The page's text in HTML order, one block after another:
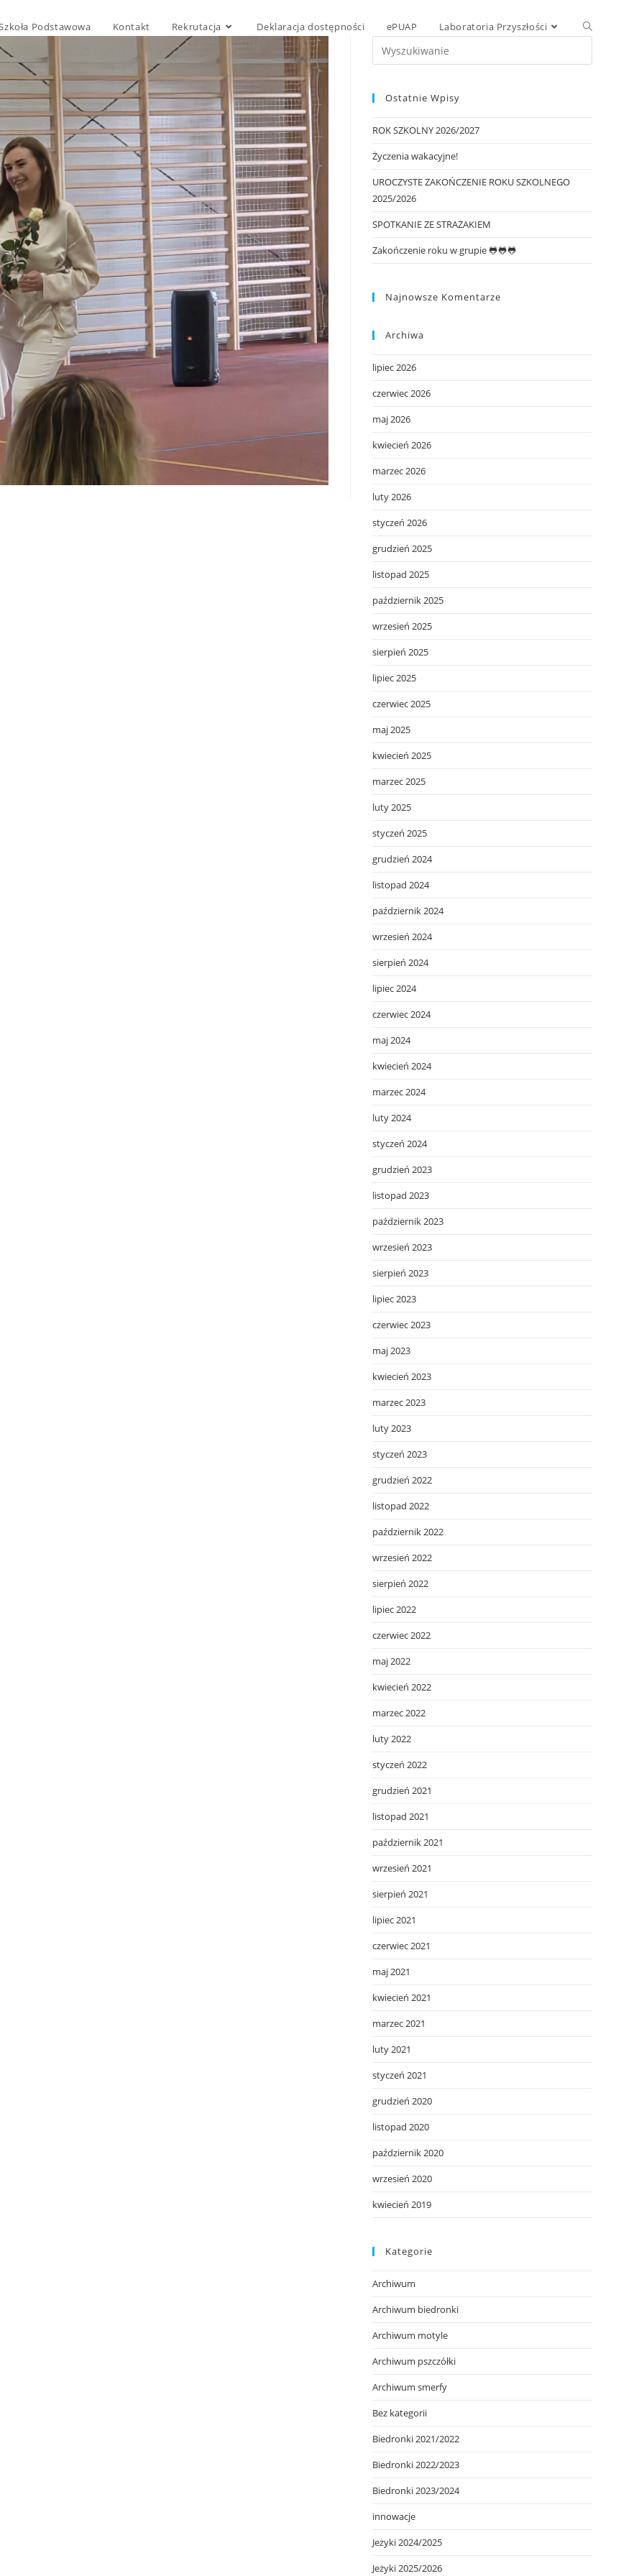
Podstawowa Kontakt Rekrutacja Deklaracja dostępności ePUAP Laboratoria Przyszłości
Ostatnie Wpisy
ROK SZKOLNY 2026/2027
Życzenia wakacyjne!
UROCZYSTE ZAKOŃCZENIE ROKU SZKOLNEGO
2025/2026
SPOTKANIE ZE STRAŻAKIEM
Zakończenie roku w grupie 🐸🐸🐸
Najnowsze Komentarze
Archiwa
lipiec 2026
czerwiec 2026
maj 2026
kwiecień 2026
marzec 2026
luty 2026
styczeń 2026
grudzień 2025
listopad 2025
październik 2025
wrzesień 2025
sierpień 2025
lipiec 2025
czerwiec 2025
maj 2025
kwiecień 2025
marzec 2025
luty 2025
styczeń 2025
grudzień 2024
listopad 2024
październik 2024
wrzesień 2024
sierpień 2024
lipiec 2024
czerwiec 2024
maj 2024
kwiecień 2024
marzec 2024
luty 2024
styczeń 2024
grudzień 2023
listopad 2023
październik 2023
wrzesień 2023
sierpień 2023
lipiec 2023
czerwiec 2023
maj 2023
kwiecień 2023
marzec 2023
luty 2023
styczeń 2023
grudzień 2022
listopad 2022
październik 2022
wrzesień 2022
sierpień 2022
lipiec 2022
czerwiec 2022
maj 2022
kwiecień 2022
marzec 2022
luty 2022
styczeń 2022
grudzień 2021
listopad 2021
październik 2021
wrzesień 2021
sierpień 2021
lipiec 2021
czerwiec 2021
maj 2021
kwiecień 2021
marzec 2021
luty 2021
styczeń 2021
grudzień 2020
listopad 2020
październik 2020
wrzesień 2020
kwiecień 2019
Kategorie
Archiwum
Archiwum biedronki
Archiwum motyle
Archiwum pszczółki
Archiwum smerfy
Bez kategorii
Biedronki 2021/2022
Biedronki 2022/2023
Biedronki 2023/2024
innowacje
Jeżyki 2024/2025
Jeżyki 2025/2026